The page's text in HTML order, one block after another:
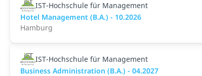
IST-Hochschule für Management
Hotel Management (B.A.) - 10.2026
Hamburg
IST-Hochschule für Management
Business Administration (B.A.) - 04.2027